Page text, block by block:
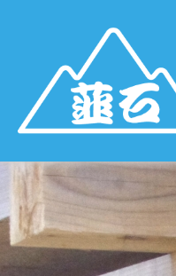
2520905_m
韮山石材| 2023年10月10日
Return to 2520905_m